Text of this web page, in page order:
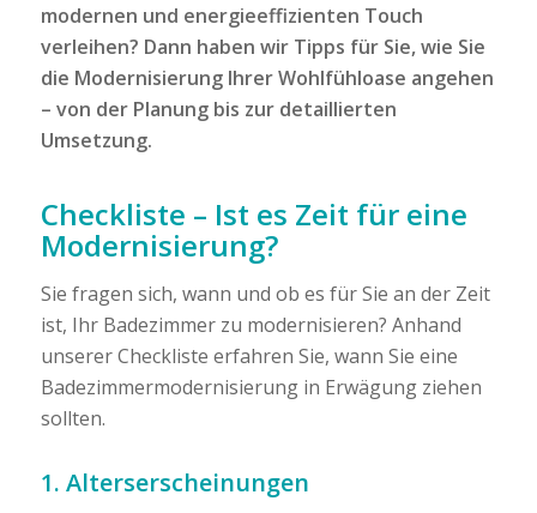
modernen und energieeffizienten Touch
verleihen? Dann haben wir Tipps für Sie, wie Sie
die Modernisierung Ihrer Wohlfühloase angehen
– von der Planung bis zur detaillierten
Umsetzung.
Checkliste – Ist es Zeit für eine
Modernisierung?
Sie fragen sich, wann und ob es für Sie an der Zeit
ist, Ihr Badezimmer zu modernisieren? Anhand
unserer Checkliste erfahren Sie, wann Sie eine
Badezimmermodernisierung in Erwägung ziehen
sollten.
1. Alterserscheinungen